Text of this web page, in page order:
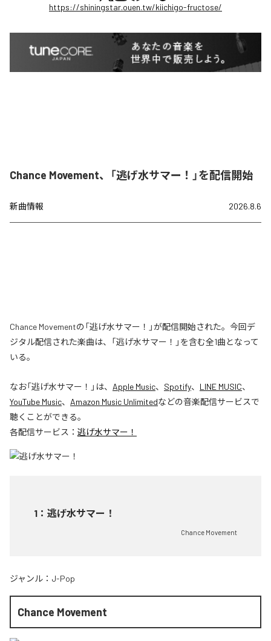
https://shiningstar.ouen.tw/kiichigo-fructose/
Chance Movement、「逃げ水サマー！」を配信開始
新曲情報 2026.8.6
Chance Movementの「逃げ水サマー！」が配信開始された。今回デ
ジタル配信された楽曲は、「逃げ水サマー！」を含む全1曲となって
いる。
なお「逃げ水サマー！ 」は、 Apple Music、 Spotify、 LINE MUSIC、
YouTube Music、 Amazon Music Unlimitedなどの音楽配信サービスで
聴くことができる。
各配信サービス： 逃げ水サマー！
1 ： 逃げ水サマー！
Chance Movement
ジャンル： J-Pop
Chance Movement